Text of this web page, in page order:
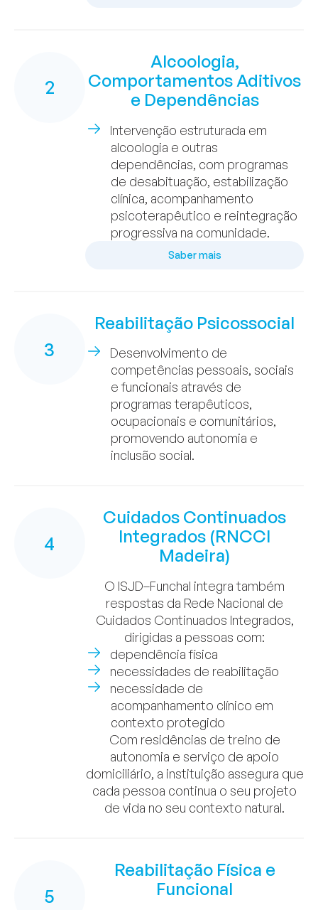
2
Alcoologia,
Comportamentos Aditivos
e Dependências
Intervenção estruturada em
alcoologia e outras
dependências, com programas
de desabituação, estabilização
clínica, acompanhamento
psicoterapêutico e reintegração
progressiva na comunidade.
Saber mais
3
Reabilitação Psicossocial
Desenvolvimento de
competências pessoais, sociais
e funcionais através de
programas terapêuticos,
ocupacionais e comunitários,
promovendo autonomia e
inclusão social.
4
Cuidados Continuados
Integrados (RNCCI
Madeira)
O ISJD–Funchal integra também
respostas da Rede Nacional de
Cuidados Continuados Integrados,
dirigidas a pessoas com:
dependência física
necessidades de reabilitação
necessidade de
acompanhamento clínico em
contexto protegido
Com residências de treino de
autonomia e serviço de apoio
domiciliário, a instituição assegura que
cada pessoa continua o seu projeto
de vida no seu contexto natural.
5
Reabilitação Física e
Funcional